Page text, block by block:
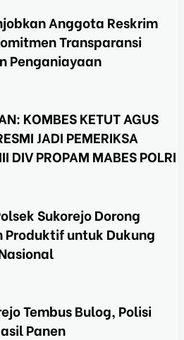
Anggota Reskrim
Transparansi
Penganiayaan
KOMBES KETUT AGUS
JADI PEMERIKSA
DIV PROPAM MABES POLRI
Sukorejo Dorong
Produktif untuk Dukung
Tembus Bulog, Polisi
Panen